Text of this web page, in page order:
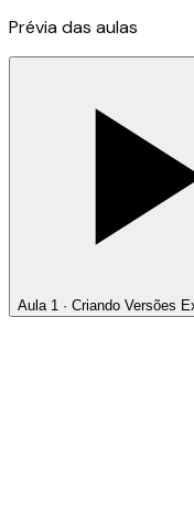
Prévia das aulas
Aula 1 · Criando Versões